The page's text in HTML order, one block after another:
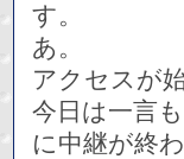
す。
あ。
アクセスが
今日は一言
に中継が終